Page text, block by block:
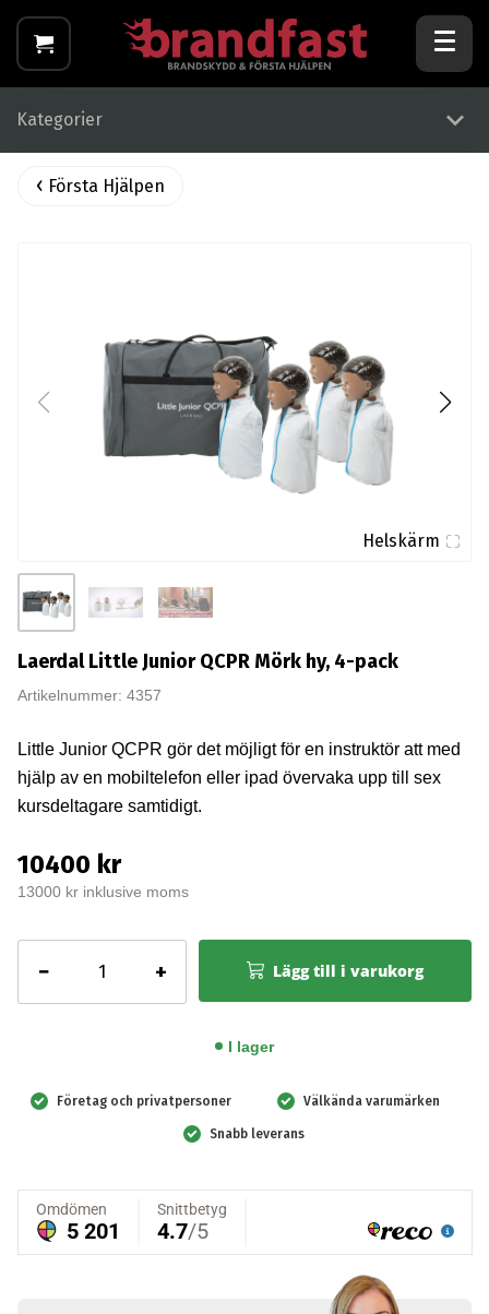
Kategorier
Första Hjälpen
Helskärm
Laerdal Little Junior QCPR Mörk hy, 4-pack
Artikelnummer: 4357
Little Junior QCPR gör det möjligt för en instruktör att med
hjälp av en mobiltelefon eller ipad övervaka upp till sex
kursdeltagare samtidigt.
10400 kr
13000 kr inklusive moms
−
Junior
hy,
+ Lägg till i varukorg
I lager
Företag och privatpersoner Välkända varumärken
Snabb leverans